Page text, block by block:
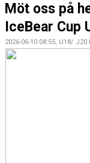
Möt oss på
IceBear Cup
2026-06-10 08:55, U18/ J20